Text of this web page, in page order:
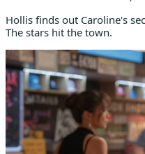
Hollis finds out Caroline's
The stars hit the town.